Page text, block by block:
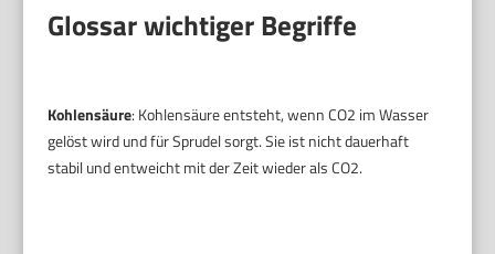
Glossar wichtiger Begriffe
Kohlensäure: Kohlensäure entsteht, wenn CO2 im Wasser
gelöst wird und für Sprudel sorgt. Sie ist nicht dauerhaft
stabil und entweicht mit der Zeit wieder als CO2.